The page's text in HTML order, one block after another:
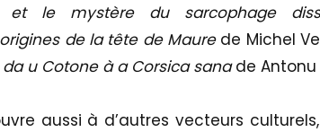
et le mystère du sarcophage
de la tête de Maurede Michel
u Cotone à a Corsica sanade Antonu
aussi à d’autres vecteurs